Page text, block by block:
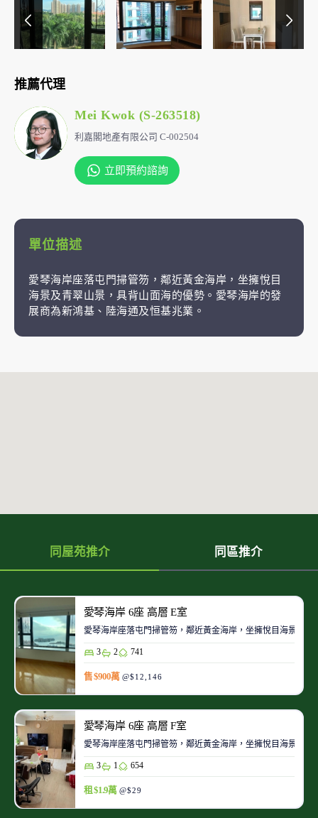
推薦代理
Mei Kwok (S-263518)
利嘉閣地產有限公司 C-002504
立即預約諮詢
單位描述
愛琴海岸座落屯門掃管笏，鄰近黃金海岸，坐擁悅目
海景及青翠山景，具背山面海的優勢。愛琴海岸的發
展商為新鴻基、陸海通及恒基兆業。
同屋苑推介 同區推介
愛琴海岸 6座 高層 E室
愛琴海岸座落屯門掃管笏，鄰近黃金海岸，坐擁悅目海景及
3 2 741
售 $900萬 @$12,146
愛琴海岸 6座 高層 F室
愛琴海岸座落屯門掃管笏，鄰近黃金海岸，坐擁悅目海景及
3 1 654
租 $1.9萬 @$29